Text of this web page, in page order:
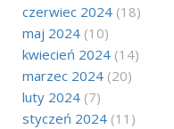
czerwiec 2024 (18)
maj 2024 (10)
kwiecień 2024 (14)
marzec 2024 (20)
luty 2024 (7)
styczeń 2024 (11)